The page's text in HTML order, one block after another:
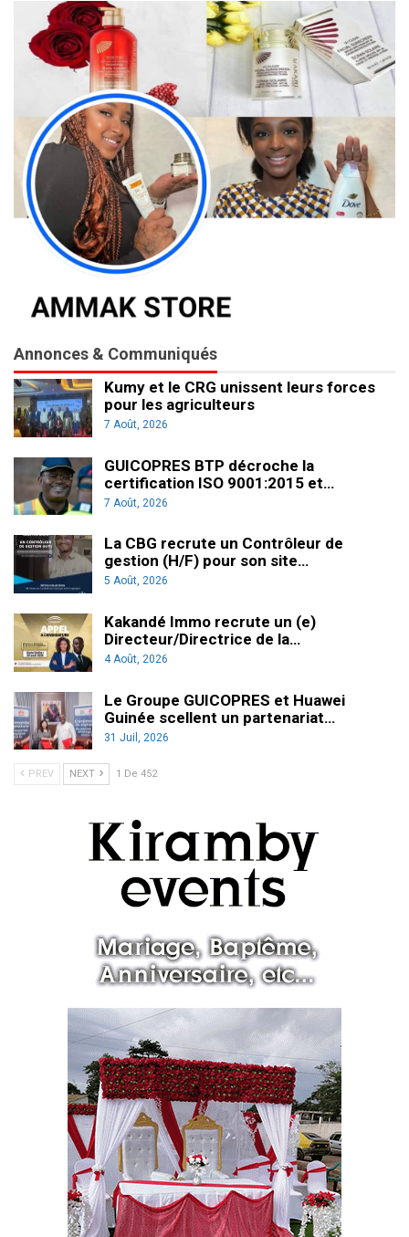
Annonces & Communiqués
Kumy et le CRG unissent leurs forces
pour les agriculteurs
7 Août, 2026
GUICOPRES BTP décroche la
certification ISO 9001:2015 et…
7 Août, 2026
La CBG recrute un Contrôleur de
gestion (H/F) pour son site…
5 Août, 2026
Kakandé Immo recrute un (e)
Directeur/Directrice de la…
4 Août, 2026
Le Groupe GUICOPRES et Huawei
Guinée scellent un partenariat…
31 Juil, 2026
PREV NEXT 1 De 452